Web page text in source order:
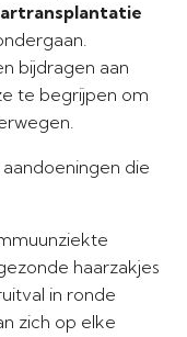
bijdragen aan
te begrijpen om
die
haarzakjes
in ronde
zich op elke